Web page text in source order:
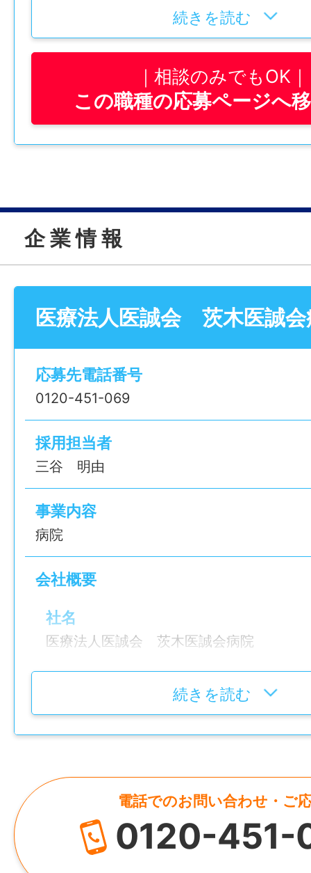
基本給：135,000円～155,000円
調整手当：17,000円
資格手当：20,000円
※経験年数に応じて加算有り
雇用形態
正社員
経験
不問
年齢制限
不問
学歴
不問
免許・資格
調理師免許
就業時間
＜シフト制＞
6：00〜20：30 の間で実働7.5時間（休憩
勤務例
9：00～17：30
12：00～20：30
休憩時間
続きを読む
相談のみでもOK
この職種の応募ページへ
企 業 情 報
医療法人医誠会 茨木医誠会
応募先電話番号
0120-451-069
採用担当者
三谷 明由
事業内容
病院
会社概要
社名
医療法人医誠会 茨木医誠会病院
続きを読む
電話でのお問い合わせ・ご
0120-451-